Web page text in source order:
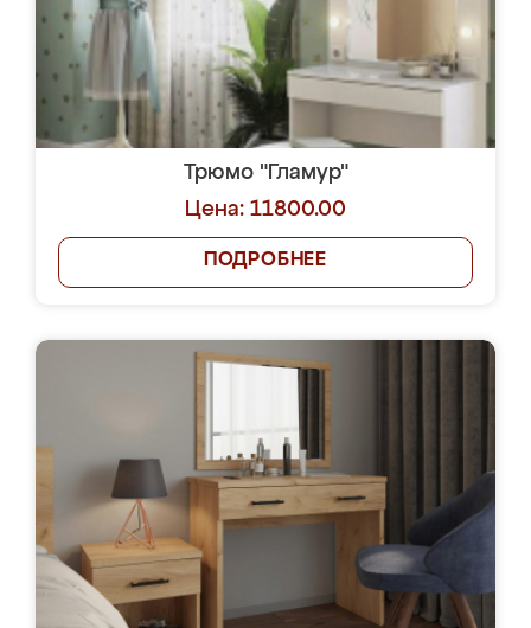
Трюмо "Гламур"
Цена: 11800.00
ПОДРОБНЕЕ